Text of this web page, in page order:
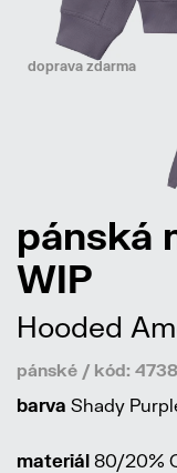
doprava zdarma
pánská
WIP
Hooded
pánské / kód:
barva Shady
materiál 80/20%